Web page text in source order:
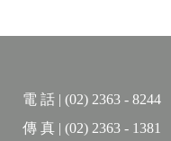
當核心產業利潤
低、管制較少的國
電 話 | (02) 2363 - 8244
傳 真 | (02) 2363 - 1381